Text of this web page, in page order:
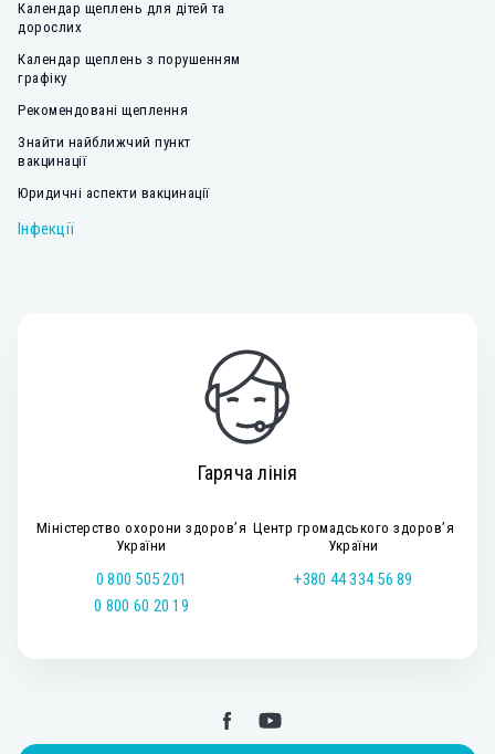
Календар щеплень для дітей та
дорослих
Календар щеплень з порушенням
графіку
Рекомендовані щеплення
Знайти найближчий пункт
вакцинації
Юридичні аспекти вакцинації
Інфекції
Гаряча лінія
Міністерство охорони здоров’я
України
0 800 505 201
0 800 60 20 19
Центр громадського здоров’я
України
+380 44 334 56 89